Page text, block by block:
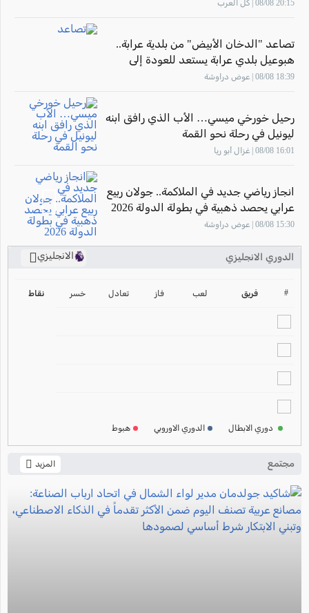
20:15 08/08 | كل العرب
تصاعد "الدخان الأبيض" من بلدية عرابة..
هبوعيل بلدي عرابة يستعد للعودة إلى
الملاعب
18:39 08/08 | عوض دراوشة
رحيل خورخي ميسي… الأب الذي رافق ابنه
ليونيل في رحلة نحو القمة
16:01 08/08 | غزال أبو ريا
انجاز رياضي جديد في الملاكمة.. جولان ربيع
عرابي يحصد ذهبية في بطولة الدولة 2026
15:30 08/08 | عوض دراوشة
الدوري الانجليزي
الانجليزي
2024-2025
ترتيب الدوري الايطالي
# فريق لعب فاز تعادل خسر نقاط
دوري الابطال الدوري الاوروبي هبوط
مجتمع المزيد